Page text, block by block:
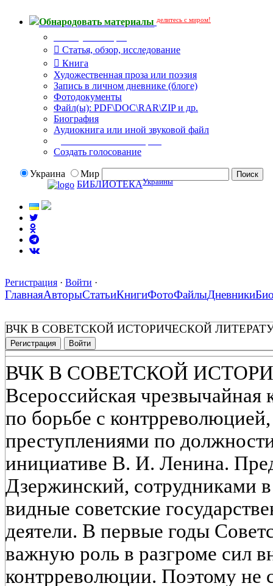
Обнародовать материалы делитесь с миром!
Статья, обзор, исследование
Книга
Художественная проза или поэзия
Запись в личном дневнике (блоге)
Фотодокументы
Файл(ы): PDF\DOC\RAR\ZIP и др.
Биография
Аудиокнига или иной звуковой файл
Создать голосование
Украина
Мир
БИБЛИОТЕКАУкраины
Регистрация · Войти ·
ГлавнаяАвторыСтатьиКнигиФотоФайлыДневники
ВЧК В СОВЕТСКОЙ ИСТОРИЧЕСКОЙ
Регистрация Войти
ВЧК В СОВЕТСКОЙ
Всероссийская
по борьбе с
преступлениями по
инициативе В. И. Ленина.
Дзержинский, сотрудниками
видные советские
деятели. В первые годы
важную роль в разгроме сил
контрреволюции. Поэтому не